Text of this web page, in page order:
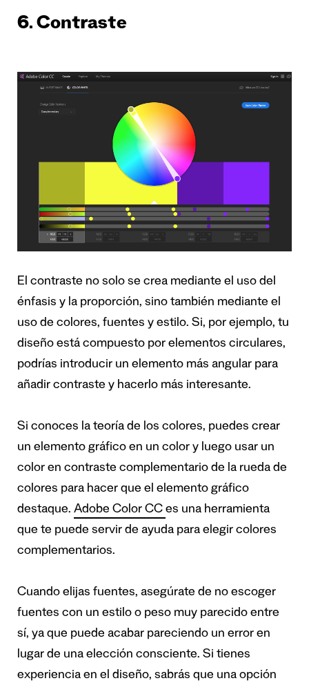
6. Contraste
El contraste no solo se crea mediante el uso del
énfasis y la proporción, sino también mediante el
uso de colores, fuentes y estilo. Si, por ejemplo, tu
diseño está compuesto por elementos circulares,
podrías introducir un elemento más angular para
añadir contraste y hacerlo más interesante.
Si conoces la teoría de los colores, puedes crear
un elemento gráfico en un color y luego usar un
color en contraste complementario de la rueda de
colores para hacer que el elemento gráfico
destaque. Adobe Color CC es una herramienta
que te puede servir de ayuda para elegir colores
complementarios.
Cuando elijas fuentes, asegúrate de no escoger
fuentes con un estilo o peso muy parecido entre
sí, ya que puede acabar pareciendo un error en
lugar de una elección consciente. Si tienes
experiencia en el diseño, sabrás que una opción